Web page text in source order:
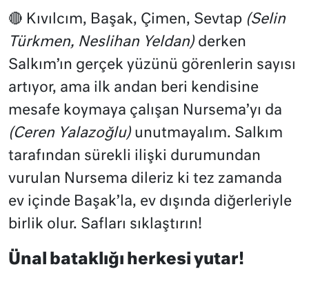
🔴 Kıvılcım, Başak, Çimen, Sevtap (Selin
Türkmen, Neslihan Yeldan) derken
Salkım’ın gerçek yüzünü görenlerin sayısı
artıyor, ama ilk andan beri kendisine
mesafe koymaya çalışan Nursema’yı da
(Ceren Yalazoğlu) unutmayalım. Salkım
tarafından sürekli ilişki durumundan
vurulan Nursema dileriz ki tez zamanda
ev içinde Başak’la, ev dışında diğerleriyle
birlik olur. Safları sıklaştırın!
Ünal bataklığı herkesi yutar!